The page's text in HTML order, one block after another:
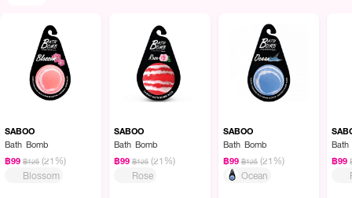
แป้งข้าวโพด แบคกิ้งโซดา และกรดมะนาว : ช่วยทำความสะอาดสิ่งสกปรกบน
ผิวหนังชั้นนอกให้กระจ่างใสอย่างเป็นธรรมชาติ
ปราศจาก SLS/SLES : ที่ทำให้เกิดอาการแพ้ การระเคยเคือง และผิวแห้งกร้าน
กลิ่นหอมๆ จากดอกไม้ ผลไม้ และสมุนไพร เพื่อความสดชื่น ผ่อนคลาย
● ขนาด 150 g.
How to Use :
SABOO
Bath Bomb
฿99 ฿125 (21%)
Blossom
SABOO
Bath Bomb
฿99 ฿125 (21%)
Rose
SABOO
Bath Bomb
฿99 ฿125 (21%)
Ocean
Bath
฿99